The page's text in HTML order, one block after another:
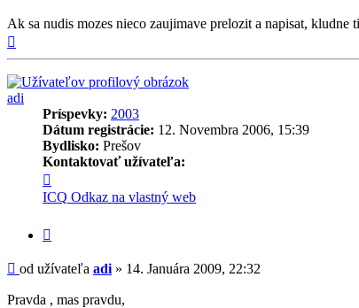
Ak sa nudis mozes nieco zaujimave prelozit a napisat,
adi
Príspevky: 2003
Dátum registrácie: 12. Novembra 2006, 15:39
Bydlisko: Prešov
Kontaktovať užívateľa:
informácie
užívateľa
adi
ICQ Odkaz na vlastný web
Príspevok
od užívateľa adi » 14. Januára 2009, 22:32
Pravda , mas pravdu,